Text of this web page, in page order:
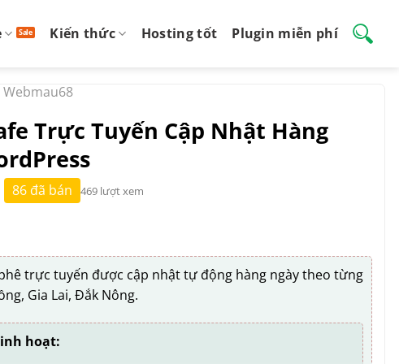
Kiến thức Hosting tốt Plugin miễn phí
Webmau68
Trực Tuyến Cập Nhật Hàng
86 đã bán 469 lượt xem
trực tuyến được cập nhật tự động hàng ngày theo từng
Gia Lai, Đắk Nông.
hoạt: